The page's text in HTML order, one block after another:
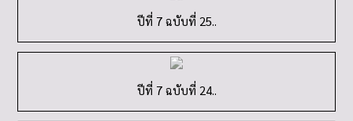
ปีที่ 7 ฉบับที่ 25..
ปีที่ 7 ฉบับที่ 24..